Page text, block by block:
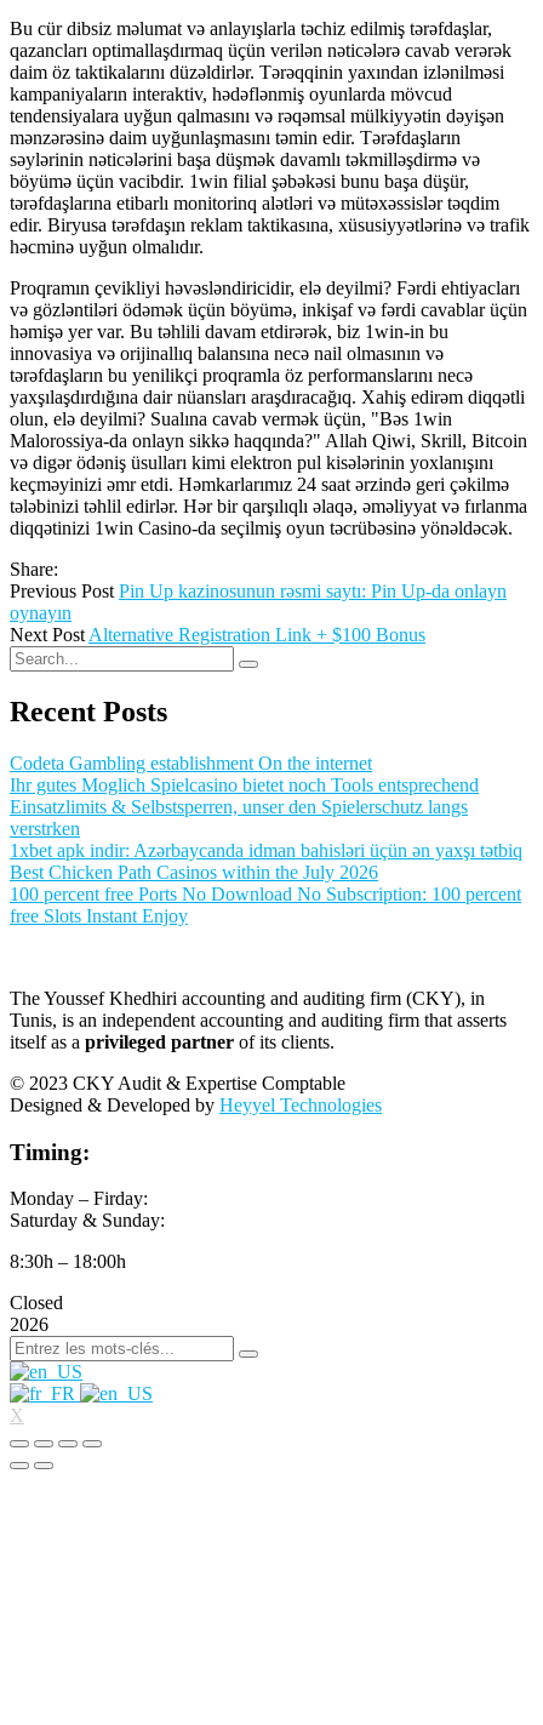
Bu cür dibsiz məlumat və anlayışlarla təchiz edilmiş tərəfdaşlar,
qazancları optimallaşdırmaq üçün verilən nəticələrə cavab verərək
daim öz taktikalarını düzəldirlər. Tərəqqinin yaxından izlənilməsi
kampaniyaların interaktiv, hədəflənmiş oyunlarda mövcud
tendensiyalara uyğun qalmasını və rəqəmsal mülkiyyətin dəyişən
mənzərəsinə daim uyğunlaşmasını təmin edir. Tərəfdaşların
səylərinin nəticələrini başa düşmək davamlı təkmilləşdirmə və
böyümə üçün vacibdir. 1win filial şəbəkəsi bunu başa düşür,
tərəfdaşlarına etibarlı monitorinq alətləri və mütəxəssislər təqdim
edir. Biryusa tərəfdaşın reklam taktikasına, xüsusiyyətlərinə və trafik
həcminə uyğun olmalıdır.
Proqramın çevikliyi həvəsləndiricidir, elə deyilmi? Fərdi ehtiyacları
və gözləntiləri ödəmək üçün böyümə, inkişaf və fərdi cavablar üçün
həmişə yer var. Bu təhlili davam etdirərək, biz 1win-in bu
innovasiya və orijinallıq balansına necə nail olmasının və
tərəfdaşların bu yenilikçi proqramla öz performanslarını necə
yaxşılaşdırdığına dair nüansları araşdıracağıq. Xahiş edirəm diqqətli
olun, elə deyilmi? Sualına cavab vermək üçün, "Bəs 1win
Malorossiya-da onlayn sikkə haqqında?" Allah Qiwi, Skrill, Bitcoin
və digər ödəniş üsulları kimi elektron pul kisələrinin yoxlanışını
keçməyinizi əmr etdi. Həmkarlarımız 24 saat ərzində geri çəkilmə
tələbinizi təhlil edirlər. Hər bir qarşılıqlı əlaqə, əməliyyat və fırlanma
diqqətinizi 1win Casino-da seçilmiş oyun təcrübəsinə yönəldəcək.
Share:
Previous Post Pin Up kazinosunun rəsmi saytı: Pin Up-da onlayn
oynayın
Next Post Alternative Registration Link + $100 Bonus
Recent Posts
Codeta Gambling establishment On the internet
Ihr gutes Moglich Spielcasino bietet noch Tools entsprechend
Einsatzlimits & Selbstsperren, unser den Spielerschutz langs
verstrken
1xbet apk indir: Azərbaycanda idman bahisləri üçün ən yaxşı tətbiq
Best Chicken Path Casinos within the July 2026
100 percent free Ports No Download No Subscription: 100 percent
free Slots Instant Enjoy
The Youssef Khedhiri accounting and auditing firm (CKY), in
Tunis, is an independent accounting and auditing firm that asserts
itself as a privileged partner of its clients.
© 2023 CKY Audit & Expertise Comptable
Designed & Developed by Heyyel Technologies
Timing:
Monday – Firday:
Saturday & Sunday:
8:30h – 18:00h
Closed
2026
X